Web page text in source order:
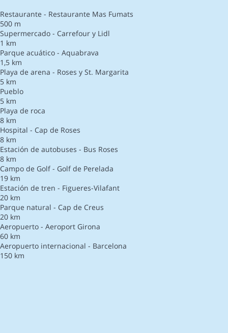
Restaurante - Restaurante Mas Fumats
500 m
Supermercado - Carrefour y Lidl
1 km
Parque acuático - Aquabrava
1,5 km
Playa de arena - Roses y St. Margarita
5 km
Pueblo
5 km
Playa de roca
8 km
Hospital - Cap de Roses
8 km
Estación de autobuses - Bus Roses
8 km
Campo de Golf - Golf de Perelada
19 km
Estación de tren - Figueres-Vilafant
20 km
Parque natural - Cap de Creus
20 km
Aeropuerto - Aeroport Girona
60 km
Aeropuerto internacional - Barcelona
150 km